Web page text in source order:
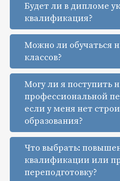
Будет ли в дипломе
квалификация?
Можно ли обучаться
классов?
Могу ли я поступить
профессиональной
если у меня нет
образования?
Что выбрать:
квалификации или
переподготовку?